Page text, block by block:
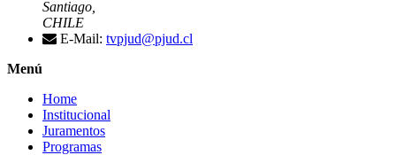
Santiago,
CHILE
E-Mail: tvpjud@pjud.cl
Menú
Home
Institucional
Juramentos
Programas